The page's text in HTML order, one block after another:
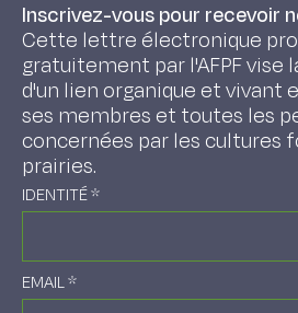
Inscrivez-vous pour recevoir
Cette lettre électronique
gratuitement par l'AFPF vise
d'un lien organique et vivant
ses membres et toutes les
concernées par les cultures
prairies.
IDENTITÉ*
EMAIL*